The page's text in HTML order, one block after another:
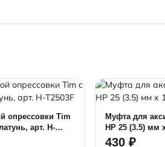
опрессовки Tim
арт. H-
Муфта для
НР 25 (3.5) мм
430 ₽